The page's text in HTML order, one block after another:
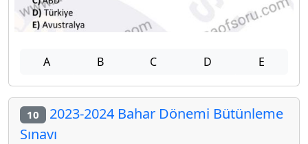
A B C D E
10 2023-2024 Bahar Dönemi Bütünleme
Sınavı